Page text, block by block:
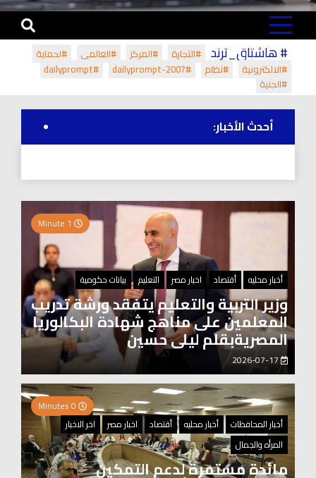
# هاشتاق_ترند #التجارة #المركز #العالمي
#لحماية
#الالكترونية
#نظام #dailyprompt-2007
#dailyprompt
#الجنية
أحدث الأخبار:
أخبار محليه أقتصاد اخبار مصر التعليم بيانات حكومية
وزير التربية والتعليم يتفقد ورشة تدريب
المعلمين على مناهج شهادة البكالوريا
المصريةبقلم ليلى حسين
أخبار المحافظات
أخبار محليه أقتصاد اخبار مصر
اخر الاخبار
المرأه والجمال
مائدة مستمرة لدعم التمكين